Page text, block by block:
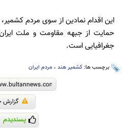
این اقدام نمادین از سوی مردم
حمایت از جبهه مقاومت و ملت
جغرافیایی است.
برچسب ها: کشمیر هند ، مردم ایران
گزارش
پسندیدم